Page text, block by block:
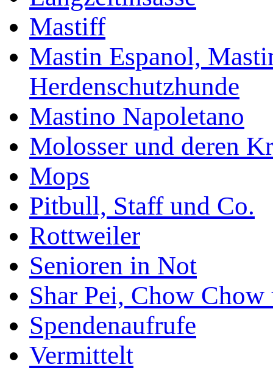
Mastiff
Mastin Espanol,
Herdenschutzhunde
Mastino Napoletano
Molosser und deren
Mops
Pitbull, Staff und Co.
Rottweiler
Senioren in Not
Shar Pei, Chow
Spendenaufrufe
Vermittelt